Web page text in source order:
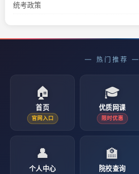
统考政策
— 热门推荐 —
🏠
首页
官网入口
🎓
优质网课
限时优惠
👤
个人中心
🏫
院校查询